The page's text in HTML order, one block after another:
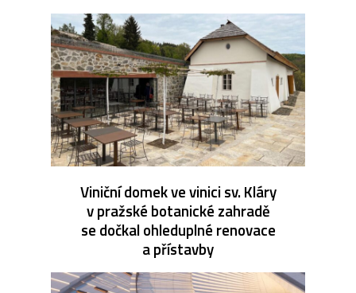
Viniční domek ve vinici sv. Kláry
v pražské botanické zahradě
se dočkal ohleduplné renovace
a přístavby